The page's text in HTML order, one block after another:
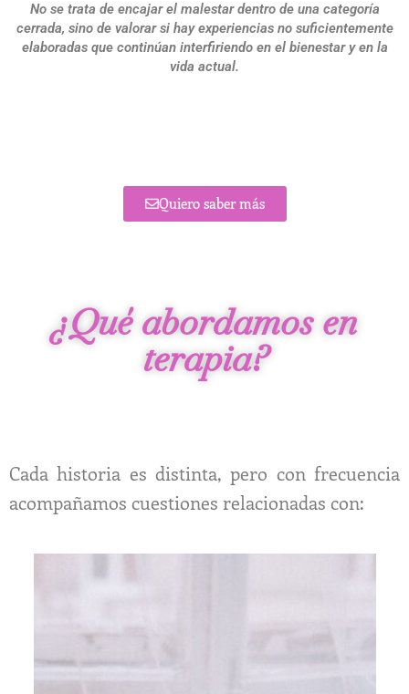
No se trata de encajar el malestar dentro de una categoría
cerrada, sino de valorar si hay experiencias no suficientemente
elaboradas que continúan interfiriendo en el bienestar y en la
vida actual.
Quiero saber más
¿Qué abordamos en
terapia?
Cada historia es distinta, pero con frecuencia
acompañamos cuestiones relacionadas con: